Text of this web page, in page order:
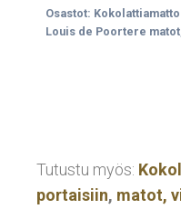
Osastot:
Louis de Poortere matot
Tutustu myös:
portaisiin, matot,